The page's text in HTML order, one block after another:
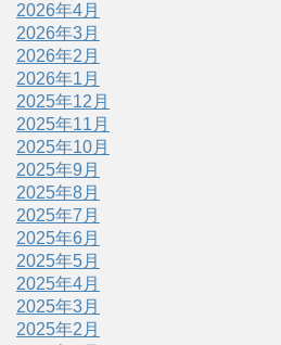
2026年4月
2026年3月
2026年2月
2026年1月
2025年12月
2025年11月
2025年10月
2025年9月
2025年8月
2025年7月
2025年6月
2025年5月
2025年4月
2025年3月
2025年2月